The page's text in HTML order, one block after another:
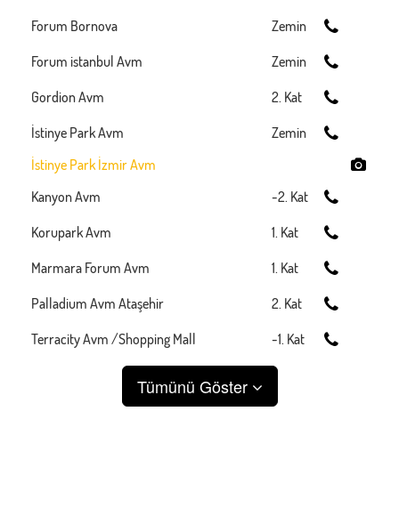
Forum Bornova
Zemin
Forum istanbul Avm
Zemin
Gordion Avm
2. Kat
İstinye Park Avm
Zemin
İstinye Park İzmir Avm
Kanyon Avm
-2. Kat
Korupark Avm
1. Kat
Marmara Forum Avm
1. Kat
Palladium Avm Ataşehir
2. Kat
Terracity Avm /Shopping Mall
-1. Kat
Tümünü Göster